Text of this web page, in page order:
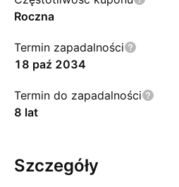
Roczna
Termin zapadalności
18 paź 2034
Termin do zapadalności
8 lat
Szczegóły